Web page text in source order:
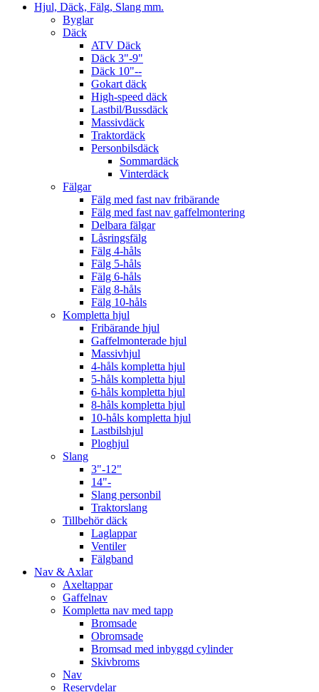
Hjul, Däck, Fälg, Slang mm.
Byglar
Däck
ATV Däck
Däck 3"-9"
Däck 10"--
Gokart däck
High-speed däck
Lastbil/Bussdäck
Massivdäck
Traktordäck
Personbilsdäck
Sommardäck
Vinterdäck
Fälgar
Fälg med fast nav fribärande
Fälg med fast nav gaffelmontering
Delbara fälgar
Låsringsfälg
Fälg 4-håls
Fälg 5-håls
Fälg 6-håls
Fälg 8-håls
Fälg 10-håls
Kompletta hjul
Fribärande hjul
Gaffelmonterade hjul
Massivhjul
4-håls kompletta hjul
5-håls kompletta hjul
6-håls kompletta hjul
8-håls kompletta hjul
10-håls kompletta hjul
Lastbilshjul
Ploghjul
Slang
3"-12"
14"-
Slang personbil
Traktorslang
Tillbehör däck
Laglappar
Ventiler
Fälgband
Nav & Axlar
Axeltappar
Gaffelnav
Kompletta nav med tapp
Bromsade
Obromsade
Bromsad med inbyggd cylinder
Skivbroms
Nav
Reservdelar